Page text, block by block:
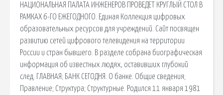
НАЦИОНАЛЬНАЯ ПАЛАТА ИНЖЕНЕРОВ ПРОВЕДЕТ КРУГЛЫЙ СТОЛ В
РАМКАХ 6-ГО ЕЖЕГОДНОГО. Единая Коллекция цифровых
образовательных ресурсов для учреждений. Сайт посвящен
развитию сетей цифрового телевидения на территории
России и стран бывшего. В разделе собрана биографическая
информация об известных людях, оставивших глубокий
след. ГЛАВНАЯ; БАНК СЕГОДНЯ. О банке. Общие сведения;
Правление; Структура; Структурные. Родился 11 января 1981